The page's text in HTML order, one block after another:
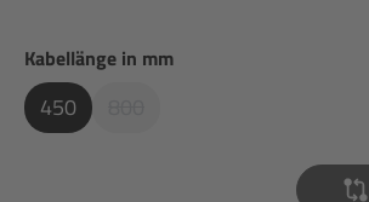
Kabellänge in mmauswählen
450